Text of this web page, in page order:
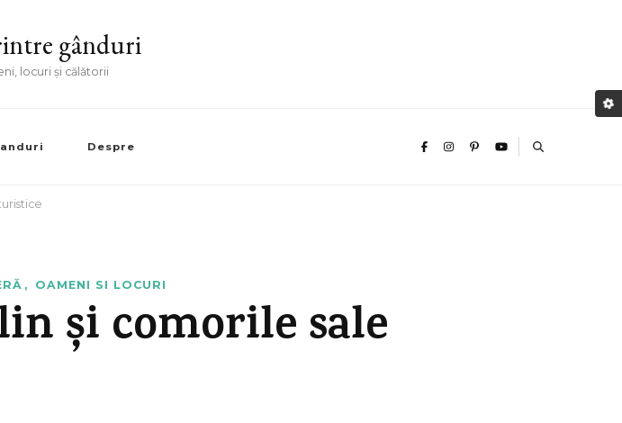
gânduri
locuri și călătorii
Despre
OAMENI SI LOCURI
și comorile sale